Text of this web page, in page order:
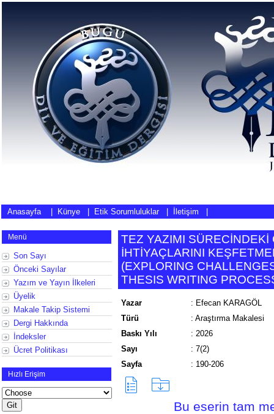
Anasayfa| Künye Etik Sorumluluklar İletişim
Menü
Son Sayı
Önceki Sayılar
Yazım ve Yayın İlkeleri
Üyelik
Makale Takip Sistemi
Dergi Hakkında
İndeksler
Ücret Politikası
Hızlı Erişim
TEZ YAZIMI
İHTİYAÇLARINI
(EXPLORING
THESIS WRITING
Yazar : Efecan KARAGÖL
Türü
: Araştırma Makalesi
Baskı Yılı
: 2026
Sayı
: 7(2)
Sayfa
: 190-206
Bu eserin tam